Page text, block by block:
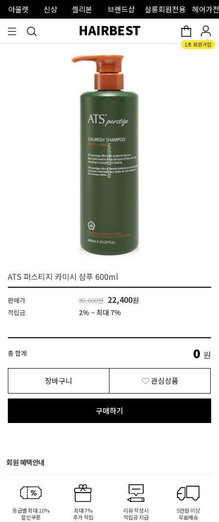
아울렛 신상 셀리본 브랜드샵 살롱회원전용 헤어가
HAIRBEST
ATS 퍼스티지 카미시 샴푸 600ml
판매가 38,000원 22,400원
적립금 2% ~ 최대 7%
총 합계 0 원
장바구니 관심상품
구매하기
회원 혜택안내
등급별 최대 10%
할인쿠폰
최대 7%
추가 적립
리뷰 작성시
적립금 지급
5만원 이상
무료배송